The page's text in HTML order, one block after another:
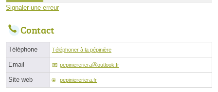
Signaler une erreur
Contact
Téléphone Téléphoner à la pépinière
Email pepiniererieraⓐoutlook.fr
Site web pepiniereriera.fr